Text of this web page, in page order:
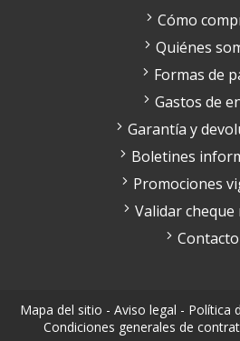
Cómo
Quiénes
Formas de
Gastos de
Garantía y
Boletines
Promociones
Validar cheque
Contacto
Mapa del sitio - Aviso legal - Política
Condiciones generales de